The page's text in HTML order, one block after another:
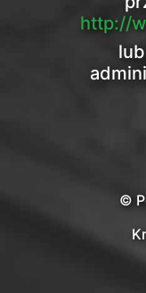
http://
©